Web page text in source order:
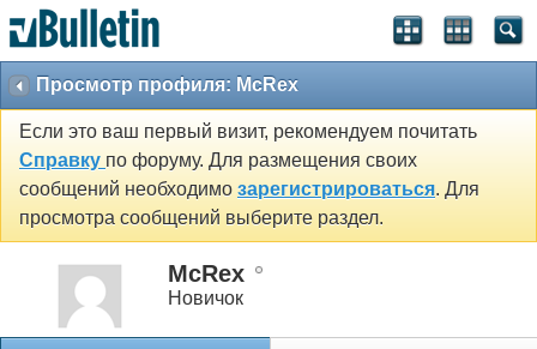
Просмотр профиля: McRex
Если это ваш первый визит, рекомендуем почитать
Справку по форуму. Для размещения своих
сообщений необходимо зарегистрироваться. Для
просмотра сообщений выберите раздел.
McRex
Новичок